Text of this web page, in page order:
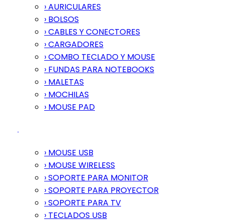
› AURICULARES
› BOLSOS
› CABLES Y CONECTORES
› CARGADORES
› COMBO TECLADO Y MOUSE
› FUNDAS PARA NOTEBOOKS
› MALETAS
› MOCHILAS
› MOUSE PAD
› MOUSE USB
› MOUSE WIRELESS
› SOPORTE PARA MONITOR
› SOPORTE PARA PROYECTOR
› SOPORTE PARA TV
› TECLADOS USB